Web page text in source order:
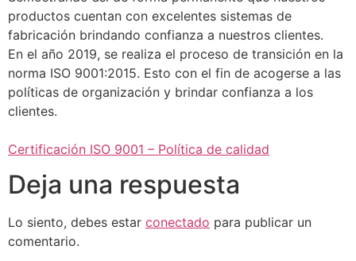
productos cuentan con excelentes sistemas de
fabricación brindando confianza a nuestros clientes.
En el año 2019, se realiza el proceso de transición en la
norma ISO 9001:2015. Esto con el fin de acogerse a las
políticas de organización y brindar confianza a los
clientes.
Certificación ISO 9001 – Política de calidad
Deja una respuesta
Lo siento, debes estar conectado para publicar un
comentario.